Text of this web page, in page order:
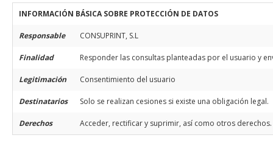
INFORMACIÓN BÁSICA SOBRE PROTECCIÓN DE DATOS
Responsable CONSUPRINT, S.L
Finalidad Responder las consultas planteadas por el usuario y
Legitimación Consentimiento del usuario
Destinatarios Solo se realizan cesiones si existe una obligación legal.
Derechos Acceder, rectificar y suprimir, así como otros derechos.